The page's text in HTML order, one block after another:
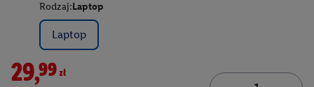
Rodzaj:Laptop
Laptop
29,99zł